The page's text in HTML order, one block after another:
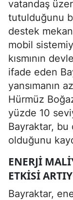
vatandaş
tutulduğunu
destek
mobil
kısmının
ifade eden
yansımanın
Hürmüz
yüzde 10
Bayraktar, bu
olduğunu
ENERJI
ETKISI
Bayraktar,